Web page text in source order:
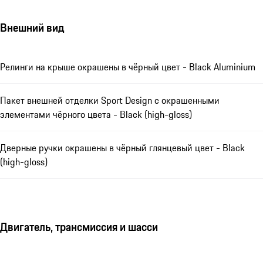
Внешний вид
Релинги на крыше окрашены в чёрный цвет - Black Aluminium
Пакет внешней отделки Sport Design с окрашенными
элементами чёрного цвета - Black (high-gloss)
Дверные ручки окрашены в чёрный глянцевый цвет - Black
(high-gloss)
Двигатель, трансмиссия и шасси